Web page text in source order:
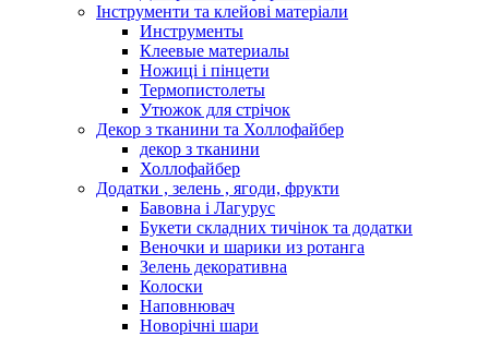
Інструменти та клейові матеріали
Инструменты
Клеевые материалы
Ножиці і пінцети
Термопистолеты
Утюжок для стрічок
Декор з тканини та Холлофайбер
декор з тканини
Холлофайбер
Додатки , зелень , ягоди, фрукти
Бавовна і Лагурус
Букети складних тичінок та додатки
Веночки и шарики из ротанга
Зелень декоративна
Колоски
Наповнювач
Новорічні шари